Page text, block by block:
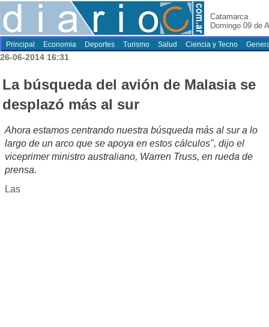
Catamarca
Domingo 09 de
Principal Economia Deportes Turismo Salud Ciencia y Tecno
26-06-2014 16:31
La búsqueda del avión de Malasia se
desplazó más al sur
Ahora estamos centrando nuestra búsqueda más al sur a lo
largo de un arco que se apoya en estos cálculos", dijo el
viceprimer ministro australiano, Warren Truss, en rueda de
prensa.
Las